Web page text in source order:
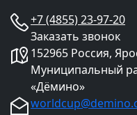
+7 (4855) 23-97-20
Заказать звонок
152965 Россия,
Муниципальный
«Дёмино»